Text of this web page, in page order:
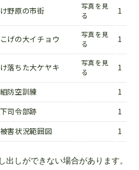
野原の市街
写真を見
る
1
げの大イチョウ
写真を見
る
1
落ちた大ケヤキ
写真を見
る
1
防空訓練
1
司令部跡
1
害状況範囲図 1
出しができない場合があります。